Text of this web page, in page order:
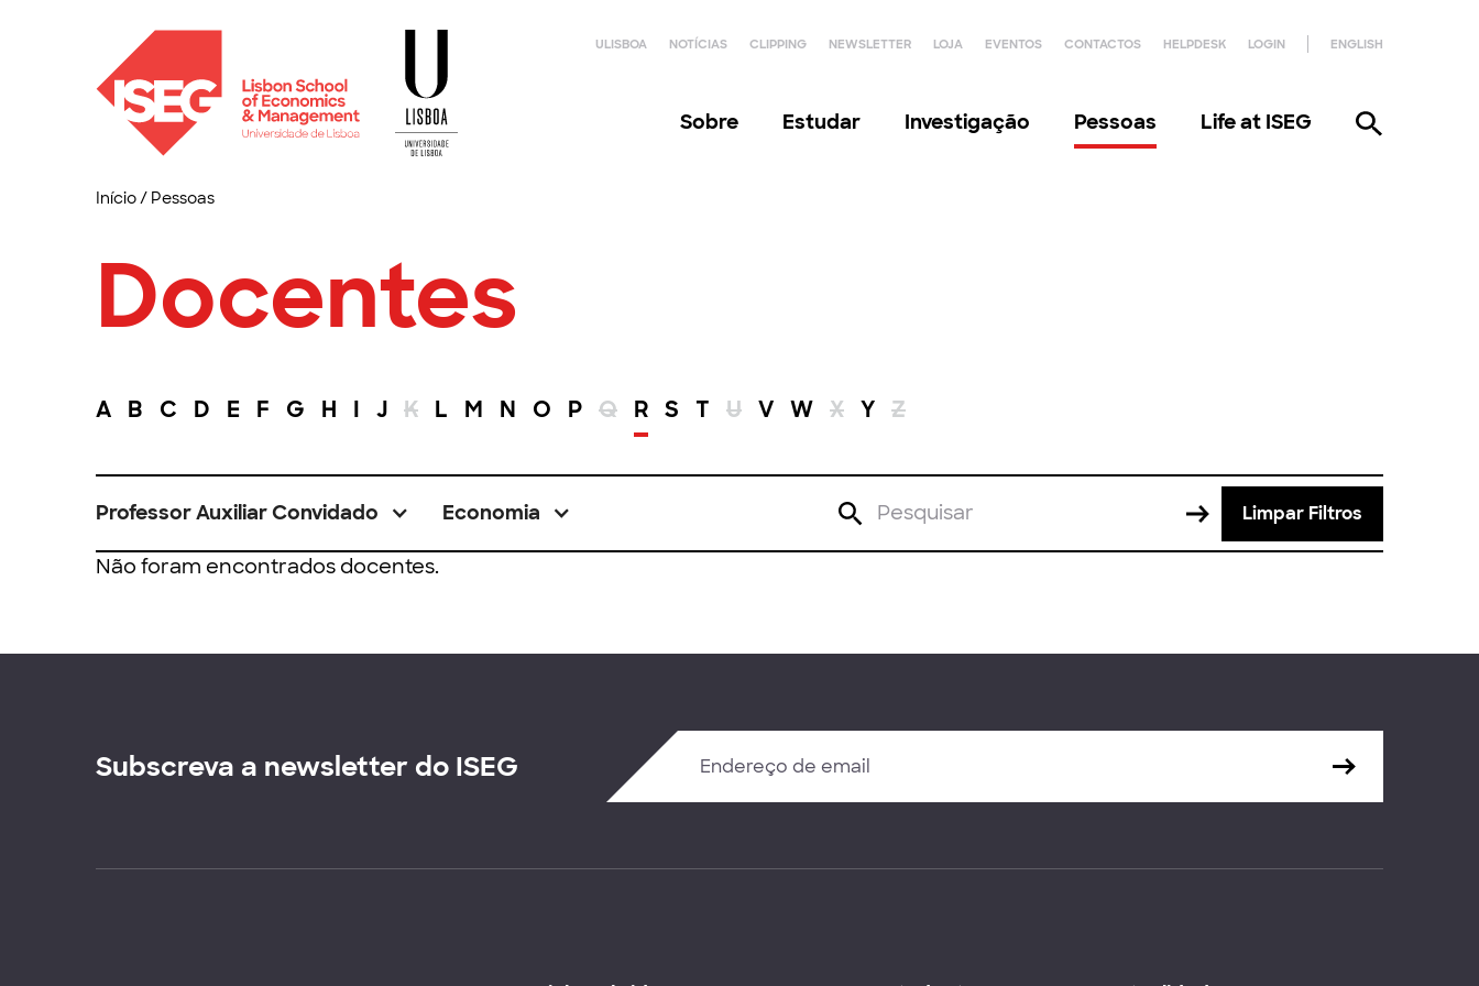
ULISBOA NOTÍCIAS CLIPPING NEWSLETTER LOJA EVENTOS CONTACTOS HELPDESK LOGIN ENGLISH
Sobre Estudar Investigação Pessoas Life at ISEG
Início/ Pessoas
Docentes
A B C D E F G H I J K L M N O P Q R S T U V W X Y Z
Professor Auxiliar Convidado Economia Limpar Filtros
Não foram encontrados docentes.
Subscreva a newsletter do ISEG